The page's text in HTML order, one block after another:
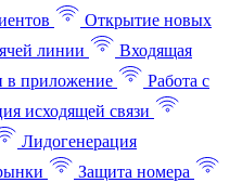
Открытие новых
линии
Входящая
в приложение
Работа с
исходящей связи
Лидогенерация
Защита номера